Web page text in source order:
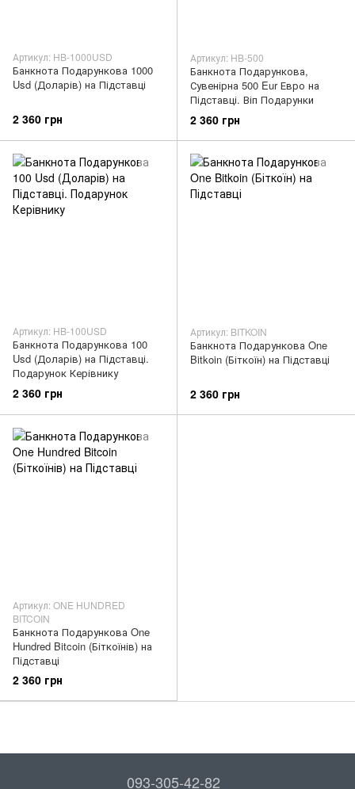
Артикул: HB-1000USD
Банкнота Подарункова 1000
Usd (Доларів) на Підставці
2 360 грн
Артикул: HB-500
Банкнота Подарункова,
Сувенірна 500 Eur Евро на
Підставці. Віп Подарунки
2 360 грн
Артикул: HB-100USD
Банкнота Подарункова 100
Usd (Доларів) на Підставці.
Подарунок Керівнику
2 360 грн
Артикул: BITKOIN
Банкнота Подарункова One
Bitkoin (Біткоїн) на Підставці
2 360 грн
Артикул: ONE HUNDRED
BITCOIN
Банкнота Подарункова One
Hundred Bitcoin (Біткоїнів) на
Підставці
2 360 грн
093-305-42-82